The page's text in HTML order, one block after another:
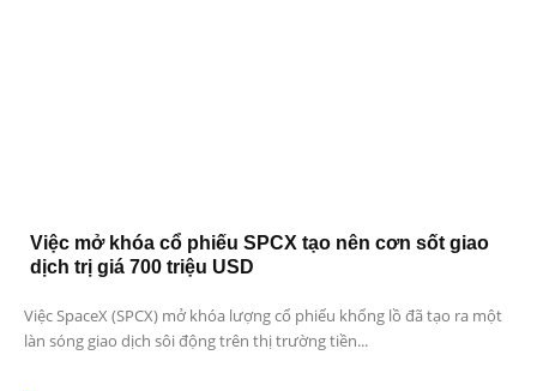
Việc mở khóa cổ phiếu SPCX tạo nên cơn sốt giao
dịch trị giá 700 triệu USD
Việc SpaceX (SPCX) mở khóa lượng cổ phiếu khổng lồ đã tạo ra một
làn sóng giao dịch sôi động trên thị trường tiền...